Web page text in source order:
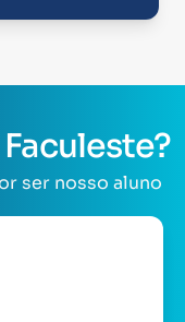
ser nosso aluno